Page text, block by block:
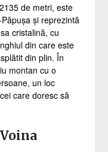
de metri, este
și reprezintă
cristalină, cu
din care este
din plin. În
montan cu o
un loc
care doresc să